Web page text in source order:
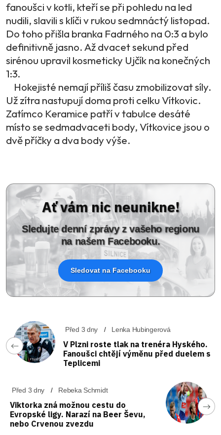
fanoušci v kotli, kteří se při pohledu na led
nudili, slavili s klíči v rukou sedmnáctý listopad.
Do toho přišla branka Fadrného na 0:3 a bylo
definitivně jasno. Až dvacet sekund před
sirénou upravil kosmeticky Ujčík na konečných
1:3.
Hokejisté nemají příliš času zmobilizovat síly.
Už zítra nastupují doma proti celku Vítkovic.
Zatímco Keramice patří v tabulce desáté
místo se sedmadvaceti body, Vítkovice jsou o
dvě příčky a dva body výše.
Ať vám nic neunikne!
Sledujte denní zprávy z vašeho regionu
na našem Facebooku.
Sledovat na Facebooku
Před 3 dny Lenka Hubingerová
V Plzni roste tlak na trenéra Hyského.
Fanoušci chtějí výměnu před duelem s
Teplicemi
Před 3 dny Rebeka Schmidt
Viktorka zná možnou cestu do
Evropské ligy. Narazí na Beer Ševu,
nebo Crvenou zvezdu